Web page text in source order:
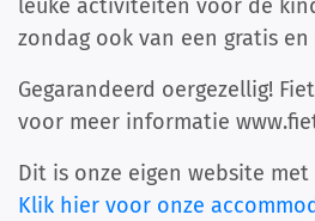
leuke activiteiten voor de
zondag ook van een gratis
Gegarandeerd oergezellig!
voor meer informatie
Dit is onze eigen website
Klik hier voor onze